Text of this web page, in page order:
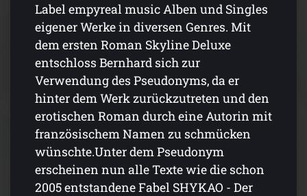
Label empyreal music Alben und Singles
eigener Werke in diversen Genres. Mit
dem ersten Roman Skyline Deluxe
entschloss Bernhard sich zur
Verwendung des Pseudonyms, da er
hinter dem Werk zurückzutreten und den
erotischen Roman durch eine Autorin mit
französ­ischem Namen zu schmücken
wünschte.Unter dem Pseudonym
erscheinen nun alle Texte wie die schon
2005 entstandene Fabel SHYKAO - Der